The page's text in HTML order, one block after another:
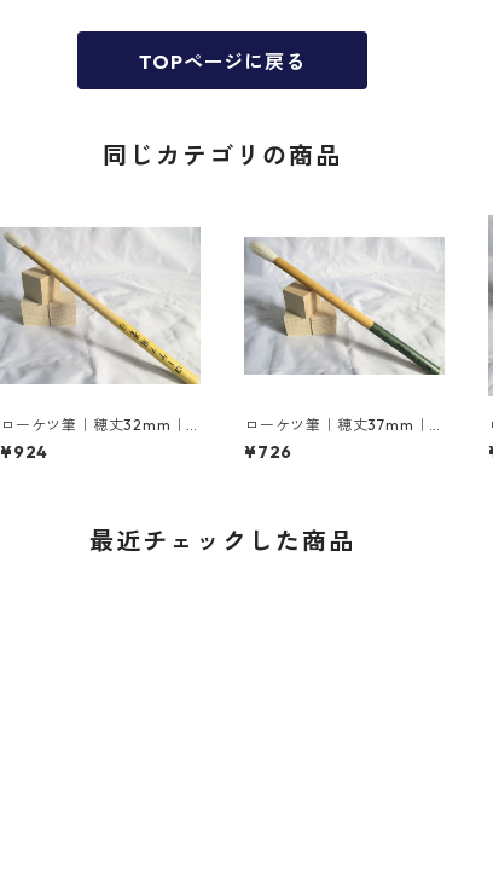
TOPページに戻る
同じカテゴリの商品
ローケツ筆｜穂丈32mm｜6
号
¥924
ローケツ筆｜穂丈37mm｜8
号
¥726
最近チェックした商品